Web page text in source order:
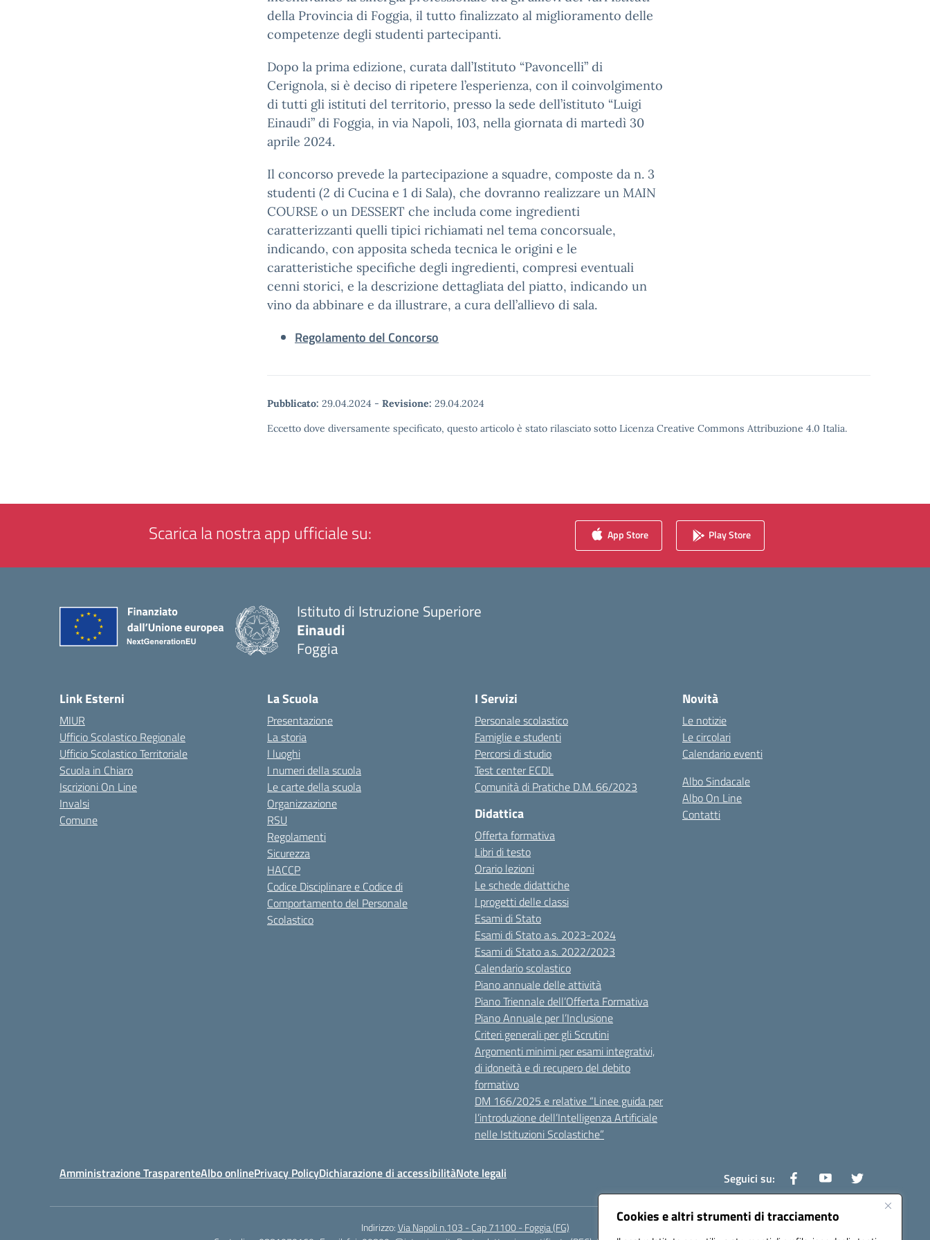
Cookies e altri strumenti di tracciamento
della Provincia di Foggia, il tutto finalizzato al miglioramento delle
competenze degli studenti partecipanti.
Dopo la prima edizione, curata dall’Istituto “Pavoncelli” di
Cerignola, si è deciso di ripetere l’esperienza, con il coinvolgimento
di tutti gli istituti del territorio, presso la sede dell’istituto “Luigi
Einaudi” di Foggia, in via Napoli, 103, nella giornata di martedì 30
aprile 2024.
Il concorso prevede la partecipazione a squadre, composte da n. 3
studenti (2 di Cucina e 1 di Sala), che dovranno realizzare un MAIN
COURSE o un DESSERT che includa come ingredienti
caratterizzanti quelli tipici richiamati nel tema concorsuale,
indicando, con apposita scheda tecnica le origini e le
caratteristiche specifiche degli ingredienti, compresi eventuali
cenni storici, e la descrizione dettagliata del piatto, indicando un
vino da abbinare e da illustrare, a cura dell’allievo di sala.
Regolamento del Concorso
Pubblicato: 29.04.2024 - Revisione: 29.04.2024
Eccetto dove diversamente specificato, questo articolo è stato rilasciato sotto Licenza Creative Commons Attribuzione 4.0 Italia.
Scarica la nostra app ufficiale su: App Store Play Store
Istituto di Istruzione Superiore
Einaudi
Foggia
Link Esterni
MIUR
Ufficio Scolastico Regionale
Ufficio Scolastico Territoriale
Scuola in Chiaro
Iscrizioni On Line
Invalsi
Comune
La Scuola
Presentazione
La storia
I luoghi
I numeri della scuola
Le carte della scuola
Organizzazione
RSU
Regolamenti
Sicurezza
HACCP
Codice Disciplinare e Codice di
Comportamento del Personale
Scolastico
I Servizi
Personale scolastico
Famiglie e studenti
Percorsi di studio
Test center ECDL
Comunità di Pratiche D.M. 66/2023
Didattica
Offerta formativa
Libri di testo
Orario lezioni
Le schede didattiche
I progetti delle classi
Esami di Stato
Esami di Stato a.s. 2023-2024
Esami di Stato a.s. 2022/2023
Calendario scolastico
Piano annuale delle attività
Piano Triennale dell’Offerta Formativa
Piano Annuale per l’Inclusione
Criteri generali per gli Scrutini
Argomenti minimi per esami integrativi,
di idoneità e di recupero del debito
formativo
DM 166/2025 e relative “Linee guida per
l’introduzione dell’Intelligenza Artificiale
nelle Istituzioni Scolastiche”
Novità
Le notizie
Le circolari
Calendario eventi
Albo Sindacale
Albo On Line
Contatti
Amministrazione TrasparenteAlbo onlinePrivacy PolicyDichiarazione di accessibilitàNote legali Seguici su:
Indirizzo:Via Napoli n.103 - Cap 71100 - Foggia (FG)